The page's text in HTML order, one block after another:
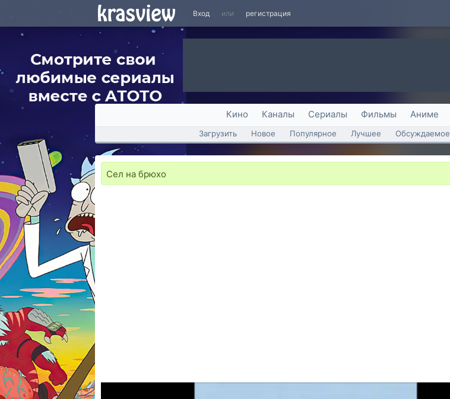
Вход или регистрация
Кино Каналы Сериалы Фильмы Аниме
Загрузить Новое Популярное Лучшее Обсуждаемое
Сел на брюхо